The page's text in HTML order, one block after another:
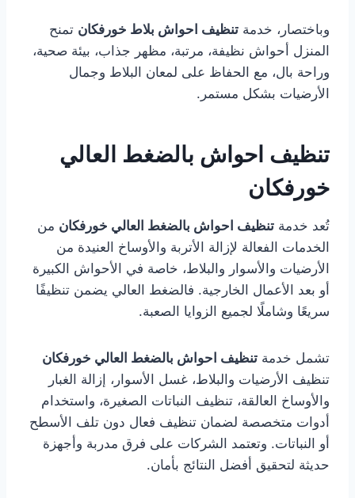
وباختصار، خدمة تنظيف احواش بلاط خورفكان تمنح
المنزل أحواش نظيفة، مرتبة، مظهر جذاب، بيئة صحية،
وراحة بال، مع الحفاظ على لمعان البلاط وجمال
الأرضيات بشكل مستمر.
تنظيف احواش بالضغط العالي
خورفكان
تُعد خدمة تنظيف احواش بالضغط العالي خورفكان من
الخدمات الفعالة لإزالة الأتربة والأوساخ العنيدة من
الأرضيات والأسوار والبلاط، خاصة في الأحواش الكبيرة
أو بعد الأعمال الخارجية. فالضغط العالي يضمن تنظيفًا
سريعًا وشاملًا لجميع الزوايا الصعبة.
تشمل خدمة تنظيف احواش بالضغط العالي خورفكان
تنظيف الأرضيات والبلاط، غسل الأسوار، إزالة الغبار
والأوساخ العالقة، تنظيف النباتات الصغيرة، واستخدام
أدوات متخصصة لضمان تنظيف فعال دون تلف الأسطح
أو النباتات. وتعتمد الشركات على فرق مدربة وأجهزة
حديثة لتحقيق أفضل النتائج بأمان.